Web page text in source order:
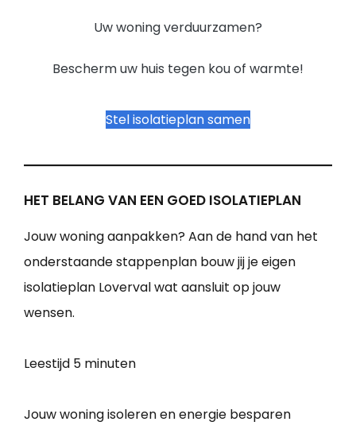
Uw woning verduurzamen?
Bescherm uw huis tegen kou of warmte!
Stel isolatieplan samen
HET BELANG VAN EEN GOED ISOLATIEPLAN
Jouw woning aanpakken? Aan de hand van het
onderstaande stappenplan bouw jij je eigen
isolatieplan Loverval wat aansluit op jouw
wensen.
Leestijd 5 minuten
Jouw woning isoleren en energie besparen